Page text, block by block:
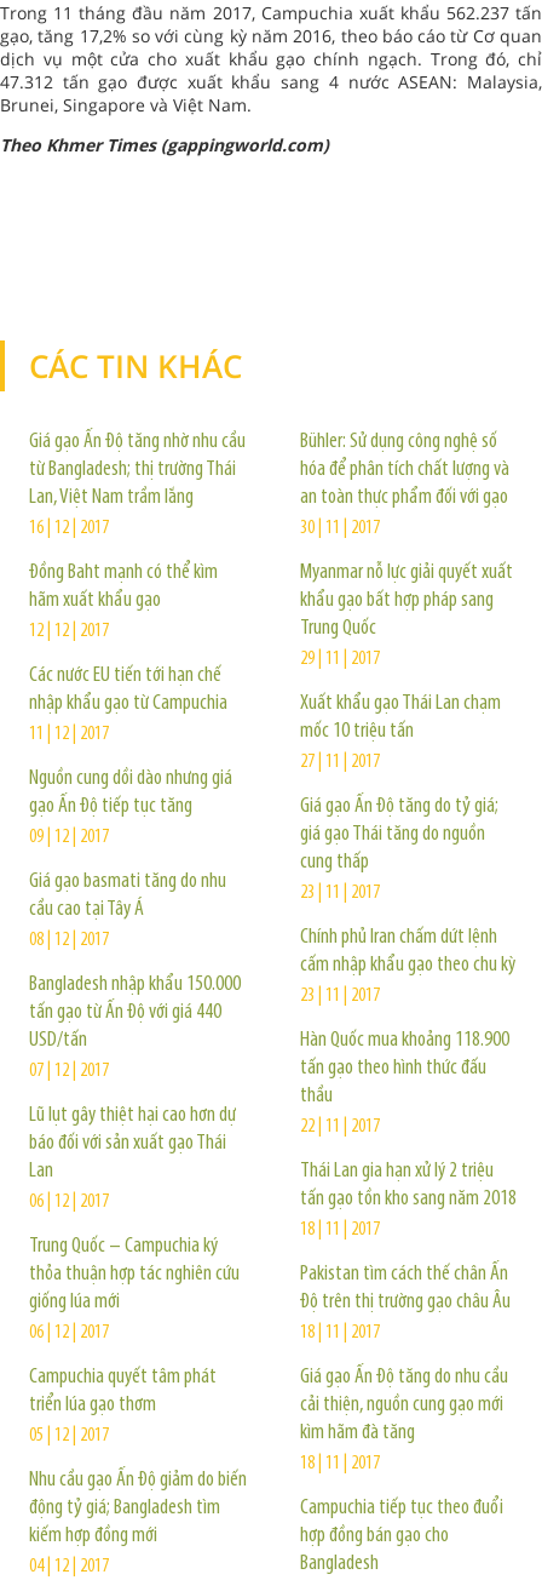
Trong 11 tháng đầu năm 2017, Campuchia xuất khẩu 562.237 tấn
gạo, tăng 17,2% so với cùng kỳ năm 2016, theo báo cáo từ Cơ quan
dịch vụ một cửa cho xuất khẩu gạo chính ngạch. Trong đó, chỉ
47.312 tấn gạo được xuất khẩu sang 4 nước ASEAN: Malaysia,
Brunei, Singapore và Việt Nam.
Theo Khmer Times (gappingworld.com)
CÁC TIN KHÁC
Giá gạo Ấn Độ tăng nhờ nhu cầu
từ Bangladesh; thị trường Thái
Lan, Việt Nam trầm lắng
16 | 12 | 2017
Đồng Baht mạnh có thể kìm
hãm xuất khẩu gạo
12 | 12 | 2017
Các nước EU tiến tới hạn chế
nhập khẩu gạo từ Campuchia
11 | 12 | 2017
Nguồn cung dồi dào nhưng giá
gạo Ấn Độ tiếp tục tăng
09 | 12 | 2017
Giá gạo basmati tăng do nhu
cầu cao tại Tây Á
08 | 12 | 2017
Bangladesh nhập khẩu 150.000
tấn gạo từ Ấn Độ với giá 440
USD/tấn
07 | 12 | 2017
Lũ lụt gây thiệt hại cao hơn dự
báo đối với sản xuất gạo Thái
Lan
06 | 12 | 2017
Trung Quốc – Campuchia ký
thỏa thuận hợp tác nghiên cứu
giống lúa mới
06 | 12 | 2017
Campuchia quyết tâm phát
triển lúa gạo thơm
05 | 12 | 2017
Nhu cầu gạo Ấn Độ giảm do biến
động tỷ giá; Bangladesh tìm
kiếm hợp đồng mới
04 | 12 | 2017
Bühler: Sử dụng công nghệ số
hóa để phân tích chất lượng và
an toàn thực phẩm đối với gạo
30 | 11 | 2017
Myanmar nỗ lực giải quyết xuất
khẩu gạo bất hợp pháp sang
Trung Quốc
29 | 11 | 2017
Xuất khẩu gạo Thái Lan chạm
mốc 10 triệu tấn
27 | 11 | 2017
Giá gạo Ấn Độ tăng do tỷ giá;
giá gạo Thái tăng do nguồn
cung thấp
23 | 11 | 2017
Chính phủ Iran chấm dứt lệnh
cấm nhập khẩu gạo theo chu kỳ
23 | 11 | 2017
Hàn Quốc mua khoảng 118.900
tấn gạo theo hình thức đấu
thầu
22 | 11 | 2017
Thái Lan gia hạn xử lý 2 triệu
tấn gạo tồn kho sang năm 2018
18 | 11 | 2017
Pakistan tìm cách thế chân Ấn
Độ trên thị trường gạo châu Âu
18 | 11 | 2017
Giá gạo Ấn Độ tăng do nhu cầu
cải thiện, nguồn cung gạo mới
kìm hãm đà tăng
18 | 11 | 2017
Campuchia tiếp tục theo đuổi
hợp đồng bán gạo cho
Bangladesh